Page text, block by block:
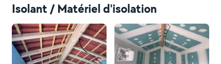
Isolant / Matériel d'isolation